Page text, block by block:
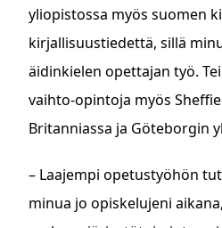
yliopistossa myös suomen
kirjallisuustiedettä, sillä
äidinkielen opettajan työ.
vaihto-opintoja myös
Britanniassa ja Göteborgin
– Laajempi opetustyöhön
minua jo opiskelujeni